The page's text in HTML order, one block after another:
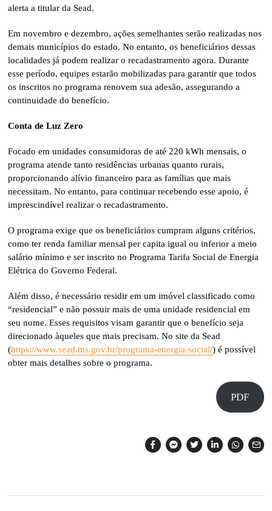
alerta a titular da Sead.
Em novembro e dezembro, ações semelhantes serão realizadas nos
demais municípios do estado. No entanto, os beneficiários dessas
localidades já podem realizar o recadastramento agora. Durante
esse período, equipes estarão mobilizadas para garantir que todos
os inscritos no programa renovem sua adesão, assegurando a
continuidade do benefício.
Conta de Luz Zero
Focado em unidades consumidoras de até 220 kWh mensais, o
programa atende tanto residências urbanas quanto rurais,
proporcionando alívio financeiro para as famílias que mais
necessitam. No entanto, para continuar recebendo esse apoio, é
imprescindível realizar o recadastramento.
O programa exige que os beneficiários cumpram alguns critérios,
como ter renda familiar mensal per capita igual ou inferior a meio
salário mínimo e ser inscrito no Programa Tarifa Social de Energia
Elétrica do Governo Federal.
Além disso, é necessário residir em um imóvel classificado como
“residencial” e não possuir mais de uma unidade residencial em
seu nome. Esses requisitos visam garantir que o benefício seja
direcionado àqueles que mais precisam. No site da Sead
(https://www.sead.ms.gov.br/programa-energia-social/) é possível
obter mais detalhes sobre o programa.
PDF